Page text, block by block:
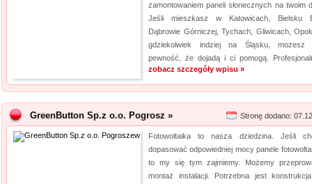
zamontowaniem paneli słonecznych na twoim
Jeśli mieszkasz w Katowicach, Bielsku
Dąbrowie Górniczej, Tychach, Gliwicach,
gdziekolwiek indziej na Śląsku, możesz
pewność, że dojadą i ci pomogą.
zobacz szczegóły wpisu »
GreenButton Sp.z o.o. Pogrosz » Stronę dodano:
Fotowoltaika to nasza dziedzina. Jeśli
dopasować odpowiedniej mocy panele
to my się tym zajmiemy. Możemy
montaż instalacji. Potrzebna jest